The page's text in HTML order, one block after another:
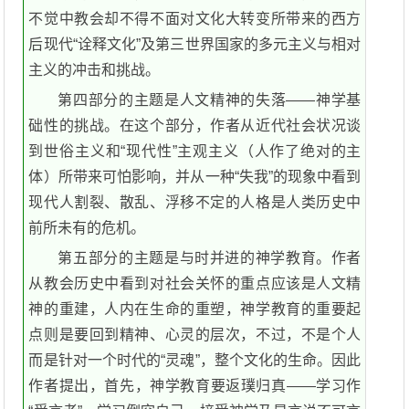
不觉中教会却不得不面对文化大转变所带来的西方
后现代“诠释文化”及第三世界国家的多元主义与相对
主义的冲击和挑战。
第四部分的主题是人文精神的失落——神学基
础性的挑战。在这个部分，作者从近代社会状况谈
到世俗主义和“现代性”主观主义（人作了绝对的主
体）所带来可怕影响，并从一种“失我”的现象中看到
现代人割裂、散乱、浮移不定的人格是人类历史中
前所未有的危机。
第五部分的主题是与时并进的神学教育。作者
从教会历史中看到对社会关怀的重点应该是人文精
神的重建，人内在生命的重塑，神学教育的重要起
点则是要回到精神、心灵的层次，不过，不是个人
而是针对一个时代的“灵魂”，整个文化的生命。因此
作者提出，首先，神学教育要返璞归真——学习作